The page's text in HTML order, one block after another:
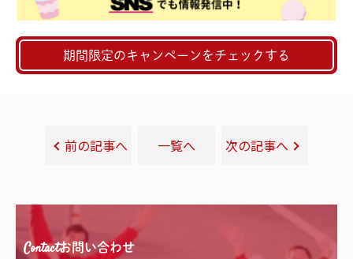
期間限定のキャンペーンをチェックする
前の記事へ 一覧へ 次の記事へ
Contactお問い合わせ